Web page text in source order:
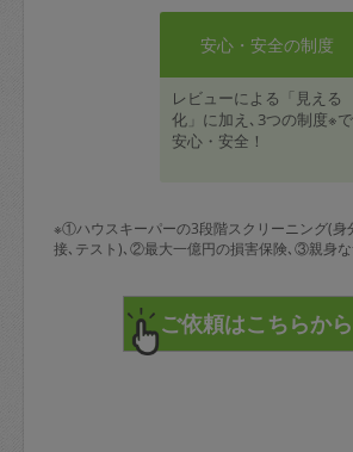
安心・安全の制度
レビューによる「見える
化」に加え､3つの制度※で
安心・安全！
※①ハウスキーパーの3段階スクリーニング(身
接､テスト)､②最大一億円の損害保険､③親身